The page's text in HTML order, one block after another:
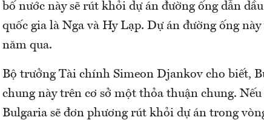
bố nước này sẽ rút khỏi dự án đường ống dẫn
quốc gia là Nga và Hy Lạp. Dự án đường ống
năm qua.
Bộ trưởng Tài chính Simeon Djankov cho biết,
chung này trên cơ sở một thỏa thuận chung.
Bulgaria sẽ đơn phương rút khỏi dự án trong